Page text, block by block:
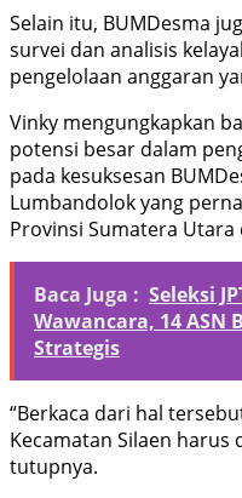
Selain itu, BUMDesma
survei dan analisis
pengelolaan anggaran
Vinky mengungkapkan
potensi besar dalam
pada kesuksesan
Lumbandolok yang
Provinsi Sumatera
Baca Juga : Seleksi
Wawancara, 14 ASN
Strategis
“Berkaca dari hal
Kecamatan Silaen harus
tutupnya.